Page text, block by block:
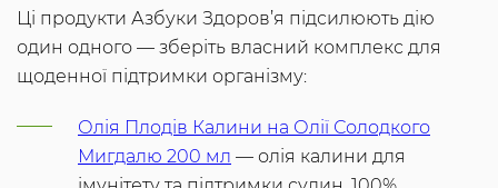
Ці продукти Азбуки Здоров’я підсилюють дію
один одного — зберіть власний комплекс для
щоденної підтримки організму:
Олія Плодів Калини на Олії Солодкого
Мигдалю 200 мл — олія калини для